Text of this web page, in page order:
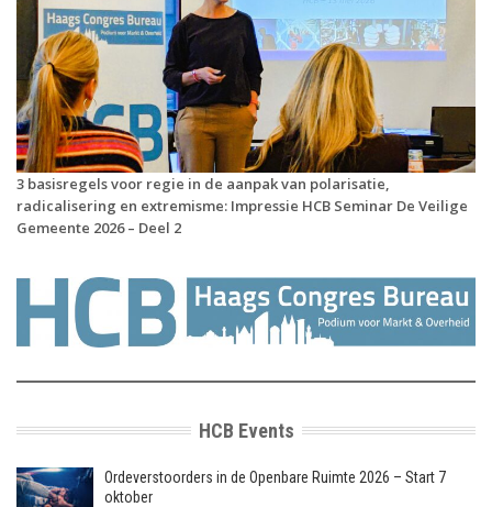
3 basisregels voor regie in de aanpak van polarisatie,
radicalisering en extremisme: Impressie HCB Seminar De Veilige
Gemeente 2026 – Deel 2
HCB Events
Ordeverstoorders in de Openbare Ruimte 2026 – Start 7
oktober